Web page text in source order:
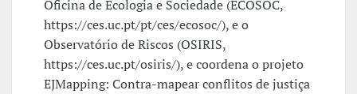
Oficina de Ecologia e Sociedade (ECOSOC,
https://ces.uc.pt/pt/ces/ecosoc/), e o
Observatório de Riscos (OSIRIS,
https://ces.uc.pt/osiris/), e coordena o projeto
EJMapping: Contra-mapear conflitos de justiça